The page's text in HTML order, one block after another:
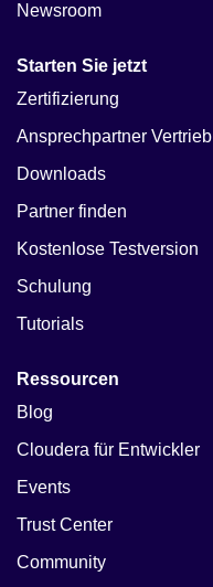
Newsroom
Starten Sie jetzt
Zertifizierung
Ansprechpartner Vertrieb
Downloads
Partner finden
Kostenlose Testversion
Schulung
Tutorials
Ressourcen
Blog
Cloudera für Entwickler
Events
Trust Center
Community